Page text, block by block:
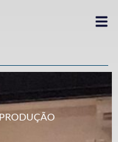
PRODUÇÃO